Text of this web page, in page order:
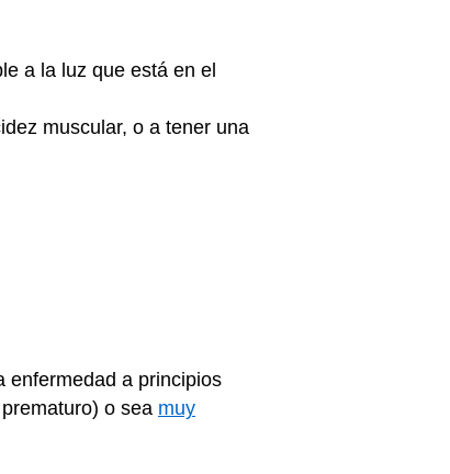
a la luz que está en el
muscular, o a tener una
enfermedad a principios
o sea muy